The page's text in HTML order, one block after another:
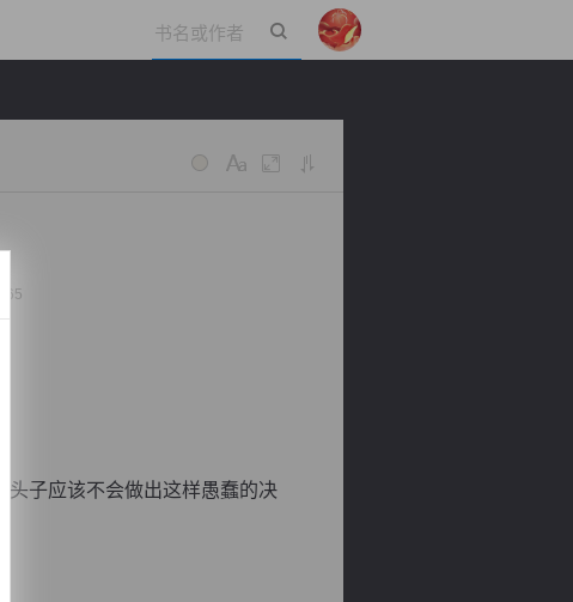
子应该不会做出这样愚蠢的决